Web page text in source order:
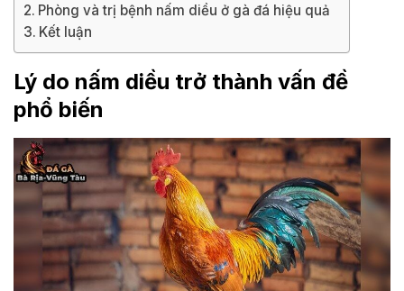
Phòng và trị bệnh nấm diều ở gà đá hiệu quả
Kết luận
Lý do nấm diều trở thành vấn đề
phổ biến